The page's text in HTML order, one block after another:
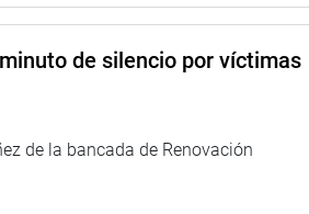
dijo en respuesta a las
de silencio por víctimas
de la bancada de Renovación